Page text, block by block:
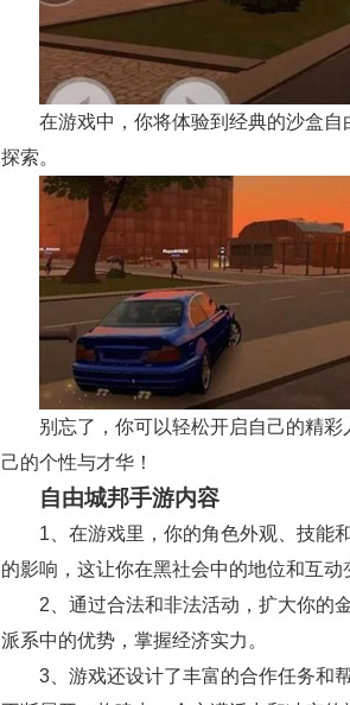
在游戏中，你将体验到经典的沙盒
探索。
别忘了，你可以轻松开启自己的精
己的个性与才华！
自由城邦手游内容
1、在游戏里，你的角色外观、技能
的影响，这让你在黑社会中的地位和互动
2、通过合法和非法活动，扩大你的
派系中的优势，掌握经济实力。
3、游戏还设计了丰富的合作任务和